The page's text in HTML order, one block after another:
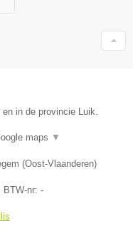
in de provincie Luik.
maps ▼
(Oost-Vlaanderen)
BTW-nr: -